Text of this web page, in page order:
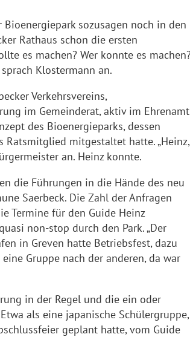
sozusagen noch in den
Rathaus schon die ersten
es machen? Wer konnte es
Klostermann an.
Verkehrsvereins,
im Gemeinderat, aktiv im Ehrenamt
des Bioenergieparks, dessen
mitgestaltet hatte. „Heinz,
an. Heinz konnte.
die Führungen in die Hände des neu
Saerbeck. Die Zahl der Anfragen
Termine für den Guide Heinz
non-stop durch den Park. „Der
in Greven hatte Betriebsfest, dazu
Gruppe nach der anderen, da war
in der Regel und die ein oder
als eine japanische Schülergruppe,
geplant hatte, vom Guide